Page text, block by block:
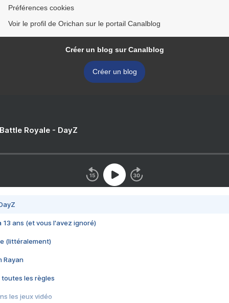
Préférences cookies
Voir le profil de Orichan sur le portail Canalblog
Créer un blog sur Canalblog
Créer un blog
Royale - DayZ
13 ans (et vous l'avez ignoré)
(littéralement)
Rayan
toutes les règles
les jeux vidéo